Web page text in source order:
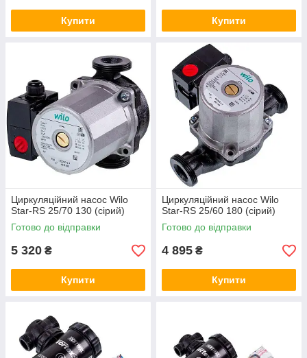
Купити Купити
Циркуляційний насос Wilo
Star-RS 25/70 130 (сірий)
Готово до відправки
5 320 ₴
Купити
Циркуляційний насос Wilo
Star-RS 25/60 180 (сірий)
Готово до відправки
4 895 ₴
Купити